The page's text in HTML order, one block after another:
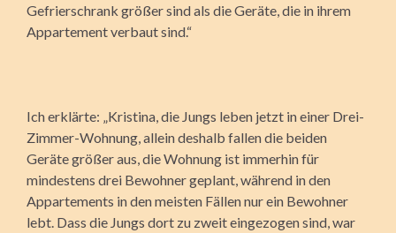
Gefrierschrank größer sind als die Geräte, die in ihrem
Appartement verbaut sind.“
Ich erklärte: „Kristina, die Jungs leben jetzt in einer Drei-
Zimmer-Wohnung, allein deshalb fallen die beiden
Geräte größer aus, die Wohnung ist immerhin für
mindestens drei Bewohner geplant, während in den
Appartements in den meisten Fällen nur ein Bewohner
lebt. Dass die Jungs dort zu zweit eingezogen sind, war